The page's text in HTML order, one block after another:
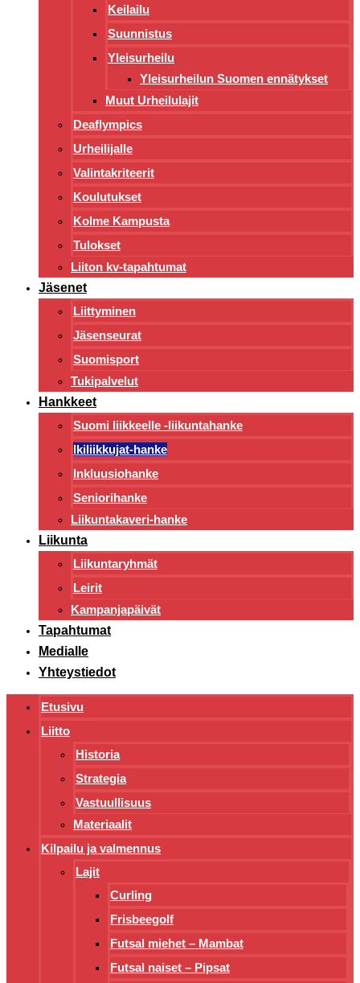
Keilailu
Suunnistus
Yleisurheilu
Yleisurheilun Suomen ennätykset
Muut Urheilulajit
Deaflympics
Urheilijalle
Valintakriteerit
Koulutukset
Kolme Kampusta
Tulokset
Liiton kv-tapahtumat
Jäsenet
Liittyminen
Jäsenseurat
Suomisport
Tukipalvelut
Hankkeet
Suomi liikkeelle -liikuntahanke
Ikiliikkujat-hanke
Inkluusiohanke
Seniorihanke
Liikuntakaveri-hanke
Liikunta
Liikuntaryhmät
Leirit
Kampanjapäivät
Tapahtumat
Medialle
Yhteystiedot
Etusivu
Liitto
Historia
Strategia
Vastuullisuus
Materiaalit
Kilpailu ja valmennus
Lajit
Curling
Frisbeegolf
Futsal miehet – Mambat
Futsal naiset – Pipsat